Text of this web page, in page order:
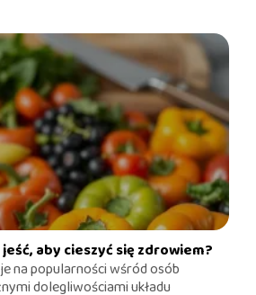
jeść, aby cieszyć się zdrowiem?
na popularności wśród osób
dolegliwościami układu